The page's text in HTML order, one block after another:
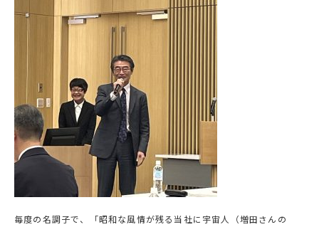
毎度の名調子で、「昭和な風情が残る当社に宇宙人（増田さんの